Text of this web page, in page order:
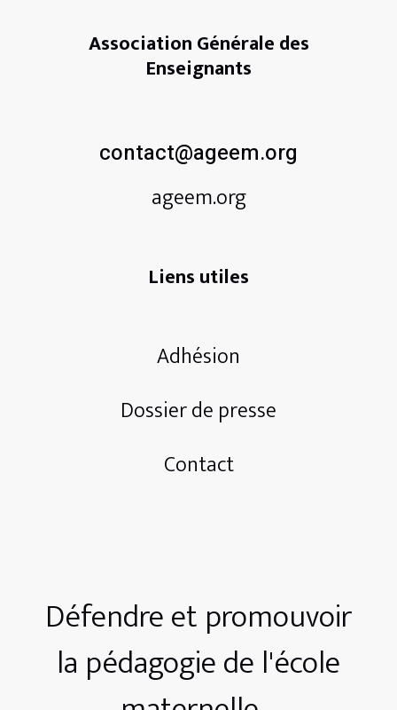
Association Générale des
Enseignants
contact@ageem.org
ageem.org
Liens utiles
Adhésion
Dossier de presse
Contact
Défendre et promouvoir
la pédagogie de l'école